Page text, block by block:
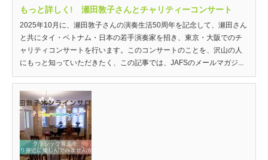
もっと詳しく! 瀬田敦子さんとチャリティーコンサート
2025年10月に、瀬田敦子さんの演奏生活50周年を記念して、瀬田さん
と共にタイ・ベトナム・日本の若手演奏家を招き、東京・大阪でのチ
ャリティコンサートを行います。このコンサートのことを、沢山の人
にもっと知っていただきたく、この記事では、JAFSのメールマガジ...